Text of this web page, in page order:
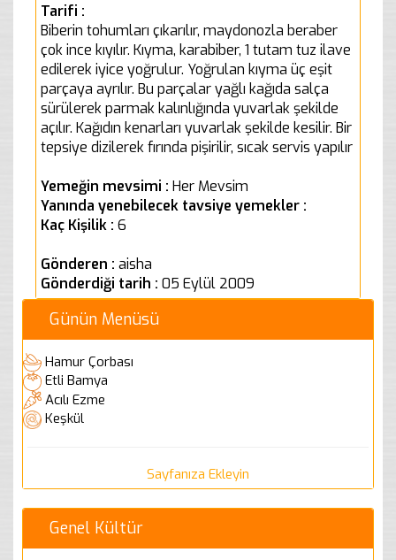
Tarifi :
Biberin tohumları çıkarılır, maydonozla beraber
çok ince kıyılır. Kıyma, karabiber, 1 tutam tuz ilave
edilerek iyice yoğrulur. Yoğrulan kıyma üç eşit
parçaya ayrılır. Bu parçalar yağlı kağıda salça
sürülerek parmak kalınlığında yuvarlak şekilde
açılır. Kağıdın kenarları yuvarlak şekilde kesilir. Bir
tepsiye dizilerek fırında pişirilir, sıcak servis yapılır
Yemeğin mevsimi : Her Mevsim
Yanında yenebilecek tavsiye yemekler :
Kaç Kişilik : 6
Gönderen : aisha
Gönderdiği tarih : 05 Eylül 2009
Günün Menüsü
Hamur Çorbası
Etli Bamya
Acılı Ezme
Keşkül
Sayfanıza Ekleyin
Genel Kültür